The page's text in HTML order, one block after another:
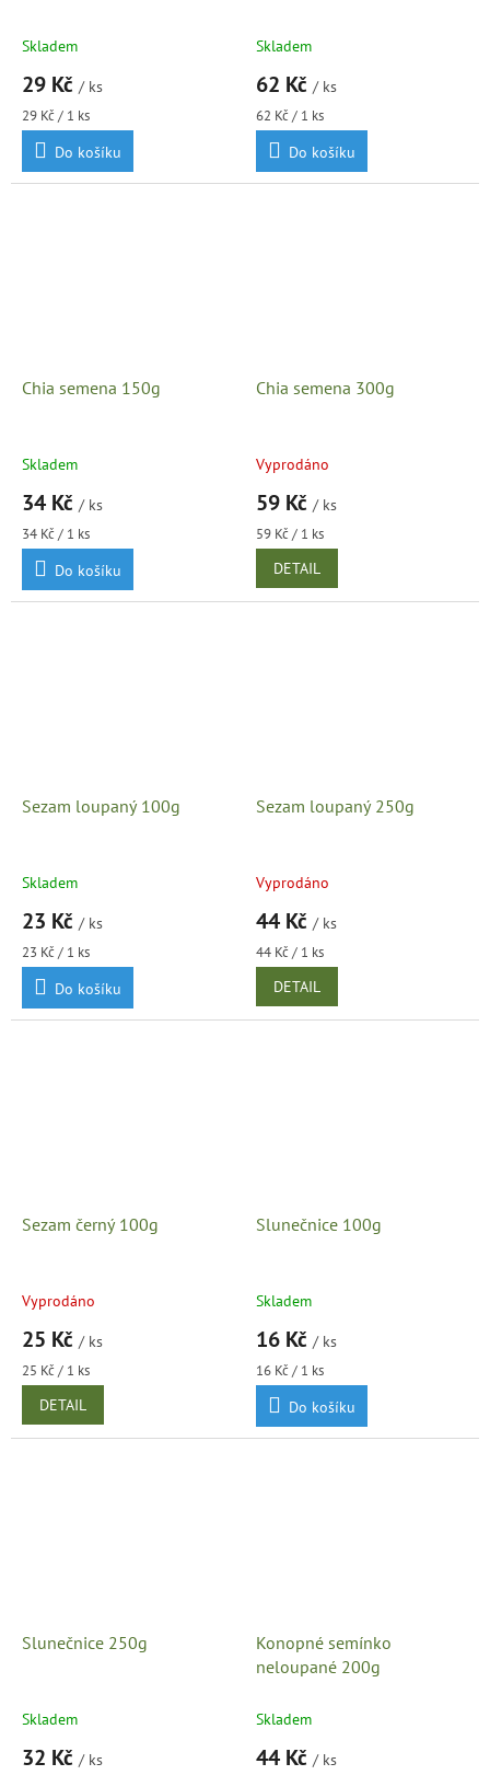
Skladem
29 Kč / ks
Měrná
cena:
29 Kč / 1 ks
Do košíku
Skladem
62 Kč / ks
Měrná
cena:
62 Kč / 1 ks
Do košíku
Chia semena 150g
Skladem
34 Kč / ks
Měrná
cena:
34 Kč / 1 ks
Do košíku
Chia semena 300g
Vyprodáno
59 Kč / ks
Měrná
cena:
59 Kč / 1 ks
DETAIL
Sezam loupaný 100g
Skladem
23 Kč / ks
Měrná
cena:
23 Kč / 1 ks
Do košíku
Sezam loupaný 250g
Vyprodáno
44 Kč / ks
Měrná
cena:
44 Kč / 1 ks
DETAIL
Sezam černý 100g
Vyprodáno
25 Kč / ks
Měrná
cena:
25 Kč / 1 ks
DETAIL
Slunečnice 100g
Skladem
16 Kč / ks
Měrná
cena:
16 Kč / 1 ks
Do košíku
Slunečnice 250g
Skladem
32 Kč / ks
Konopné semínko
neloupané 200g
Skladem
44 Kč / ks